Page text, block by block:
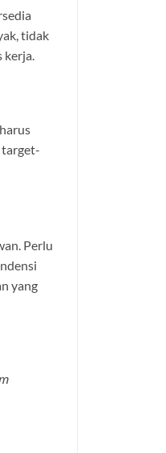
tidak
kerja.
target-
Perlu
yang